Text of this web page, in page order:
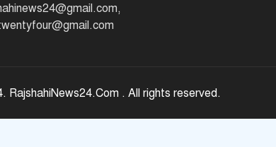
,
RajshahiNews24.Com . All rights reserved.